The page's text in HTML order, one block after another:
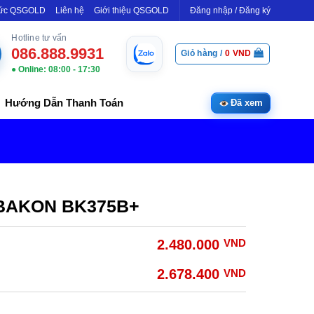
QSGOLD Liên hệ Giới thiệu QSGOLD Đăng nhập / Đăng ký
Hotline tư vấn
086.888.9931
● Online: 08:00 - 17:30
Giỏ hàng / 0 VND
Hướng Dẫn Thanh Toán Đã xem
BK375B+
2.480.000VND
2.678.400VND